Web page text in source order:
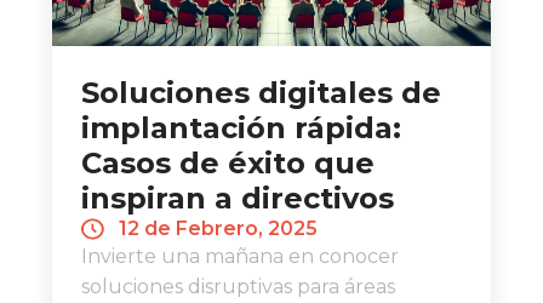
Soluciones digitales de
implantación rápida:
Casos de éxito que
inspiran a directivos
12 de Febrero, 2025
Invierte una mañana en conocer
soluciones disruptivas para áreas